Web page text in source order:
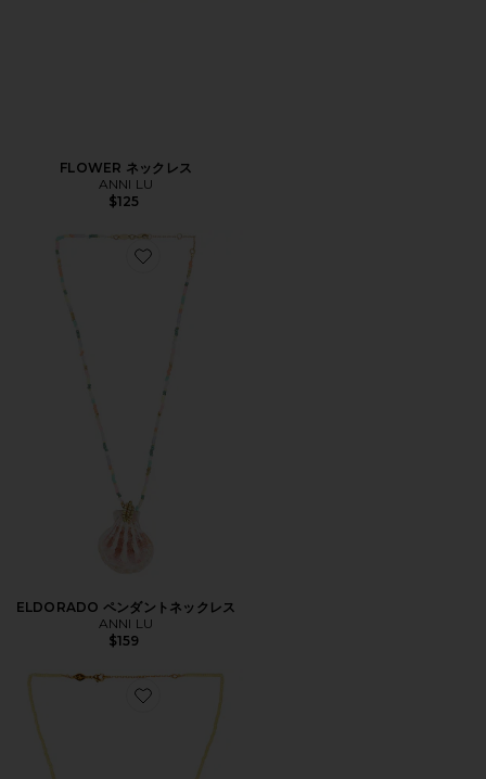
FLOWER ネックレス
ANNI LU
$125
Favorite ELDORADO ペンダントネックレス
ELDORADO ペンダントネックレス
ANNI LU
$159
Favorite CATCH OF THE DAY ネックレス